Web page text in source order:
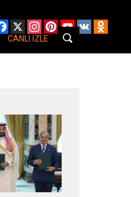
Facebook
X Instagram
PinterestYouTube
VK
CANLI İZLE